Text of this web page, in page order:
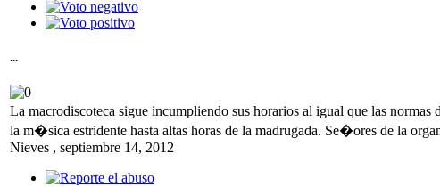
...
La macrodiscoteca sigue incumpliendo sus horarios al igual que las
la m�sica estridente hasta altas horas de la madrugada. Se�ores de la
Nieves , septiembre 14, 2012